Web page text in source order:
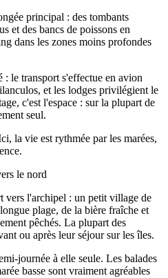
principal : des tombants
et des bancs de poissons en
dans les zones moins profondes
: le transport s'effectue en avion
et les lodges privilégient le
c'est l'espace : sur la plupart de
seul.
la vie est rythmée par les marées,
le nord
vers l'archipel : un petit village de
plage, de la bière fraîche et
pêchés. La plupart des
ou après leur séjour sur les îles.
journée à elle seule. Les balades
basse sont vraiment agréables